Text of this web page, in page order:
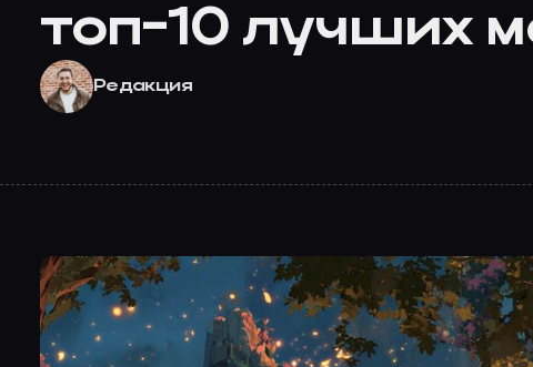
топ-10 лучших
Редакция